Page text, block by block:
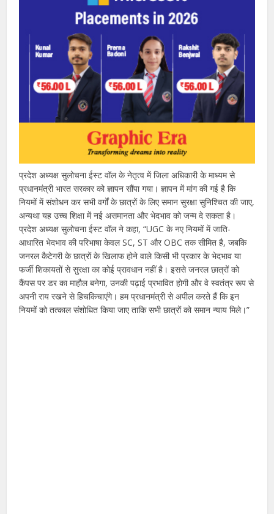
प्रदेश अध्यक्ष सुलोचना ईस्ट वॉल के नेतृत्व में जिला अधिकारी के माध्यम से
प्रधानमंत्री भारत सरकार को ज्ञापन सौंपा गया। ज्ञापन में मांग की गई है कि
नियमों में संशोधन कर सभी वर्गों के छात्रों के लिए समान सुरक्षा सुनिश्चित की जाए,
अन्यथा यह उच्च शिक्षा में नई असमानता और भेदभाव को जन्म दे सकता है।
प्रदेश अध्यक्ष सुलोचना ईस्ट वॉल ने कहा, “UGC के नए नियमों में जाति-
आधारित भेदभाव की परिभाषा केवल SC, ST और OBC तक सीमित है, जबकि
जनरल कैटेगरी के छात्रों के खिलाफ होने वाले किसी भी प्रकार के भेदभाव या
फर्जी शिकायतों से सुरक्षा का कोई प्रावधान नहीं है। इससे जनरल छात्रों को
कैंपस पर डर का माहौल बनेगा, उनकी पढ़ाई प्रभावित होगी और वे स्वतंत्र रूप से
अपनी राय रखने से हिचकिचाएंगे। हम प्रधानमंत्री से अपील करते हैं कि इन
नियमों को तत्काल संशोधित किया जाए ताकि सभी छात्रों को समान न्याय मिले।”